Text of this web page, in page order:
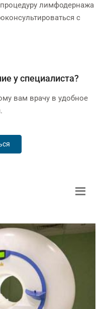
лимфодернажа
с
у специалиста?
вам врачу в удобное